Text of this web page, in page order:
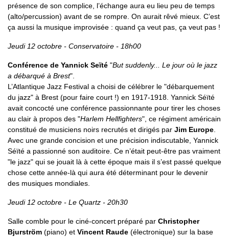
présence de son complice, l’échange aura eu lieu peu de temps
(alto/percussion) avant de se rompre. On aurait rêvé mieux. C’est
ça aussi la musique improvisée : quand ça veut pas, ça veut pas !
Jeudi 12 octobre - Conservatoire - 18h00
Conférence de Yannick Seïté "But suddenly... Le jour où le jazz
a débarqué à Brest".
L’Atlantique Jazz Festival a choisi de célébrer le "débarquement
du jazz" à Brest (pour faire court !) en 1917-1918. Yannick Séïté
avait concocté une conférence passionnante pour tirer les choses
au clair à propos des "Harlem Hellfighters", ce régiment américain
constitué de musiciens noirs recrutés et dirigés par Jim Europe.
Avec une grande concision et une précision indiscutable, Yannick
Séïté a passionné son auditoire. Ce n’était peut-être pas vraiment
"le jazz" qui se jouait là à cette époque mais il s’est passé quelque
chose cette année-là qui aura été déterminant pour le devenir
des musiques mondiales.
Jeudi 12 octobre - Le Quartz - 20h30
Salle comble pour le ciné-concert préparé par Christopher
Bjurström (piano) et Vincent Raude (électronique) sur la base